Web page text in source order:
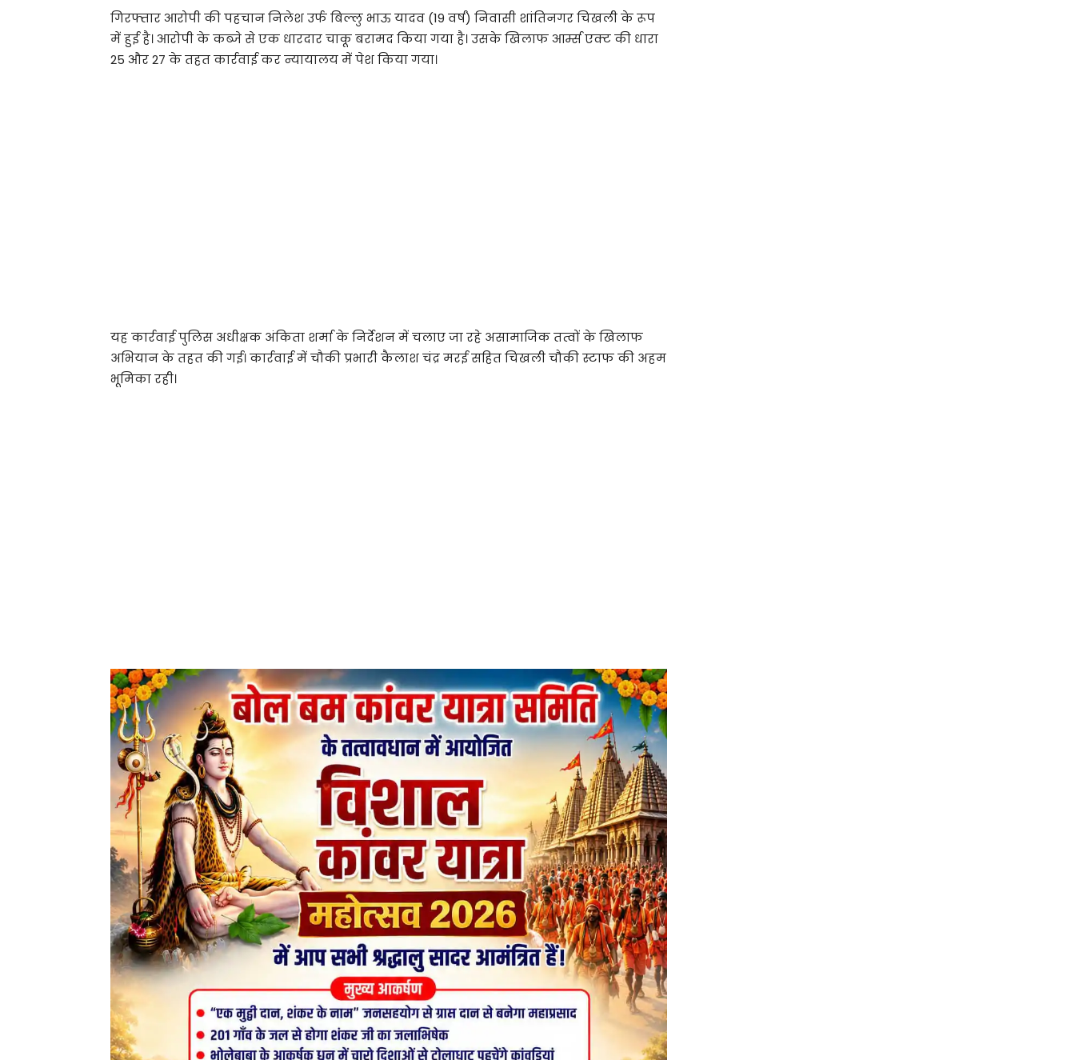
गिरफ्तार आरोपी की पहचान निलेश उर्फ बिल्लु भाऊ यादव (19 वर्ष) निवासी शांतिनगर चिखली के रूप
में हुई है। आरोपी के कब्जे से एक धारदार चाकू बरामद किया गया है। उसके खिलाफ आर्म्स एक्ट की धारा
25 और 27 के तहत कार्रवाई कर न्यायालय में पेश किया गया।
यह कार्रवाई पुलिस अधीक्षक अंकिता शर्मा के निर्देशन में चलाए जा रहे असामाजिक तत्वों के खिलाफ
अभियान के तहत की गई। कार्रवाई में चौकी प्रभारी कैलाश चंद्र मरई सहित चिखली चौकी स्टाफ की अहम
भूमिका रही।